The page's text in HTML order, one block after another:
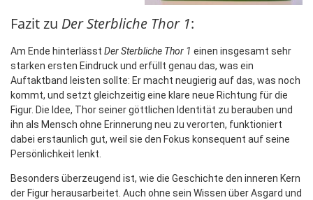
Fazit zu Der Sterbliche Thor 1:
Am Ende hinterlässt Der Sterbliche Thor 1 einen insgesamt sehr
starken ersten Eindruck und erfüllt genau das, was ein
Auftaktband leisten sollte: Er macht neugierig auf das, was noch
kommt, und setzt gleichzeitig eine klare neue Richtung für die
Figur. Die Idee, Thor seiner göttlichen Identität zu berauben und
ihn als Mensch ohne Erinnerung neu zu verorten, funktioniert
dabei erstaunlich gut, weil sie den Fokus konsequent auf seine
Persönlichkeit lenkt.
Besonders überzeugend ist, wie die Geschichte den inneren Kern
der Figur herausarbeitet. Auch ohne sein Wissen über Asgard und